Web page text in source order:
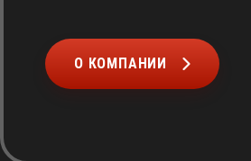
О КОМПАНИИ